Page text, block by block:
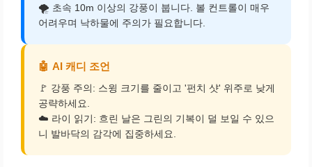
🌪️ 초속 10m 이상의 강풍이 붑니다. 볼 컨트롤이 매우
어려우며 낙하물에 주의가 필요합니다.
🤖 AI 캐디 조언
🚩 강풍 주의: 스윙 크기를 줄이고 '펀치 샷' 위주로 낮게
공략하세요.
☁️ 라이 읽기: 흐린 날은 그린의 기복이 덜 보일 수 있으
니 발바닥의 감각에 집중하세요.